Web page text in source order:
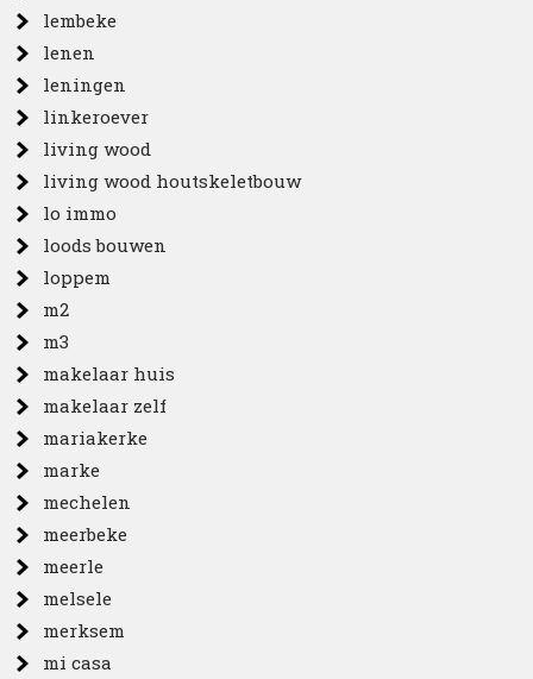
lembeke
lenen
leningen
linkeroever
living wood
living wood houtskeletbouw
lo immo
loods bouwen
loppem
m2
m3
makelaar huis
makelaar zelf
mariakerke
marke
mechelen
meerbeke
meerle
melsele
merksem
mi casa